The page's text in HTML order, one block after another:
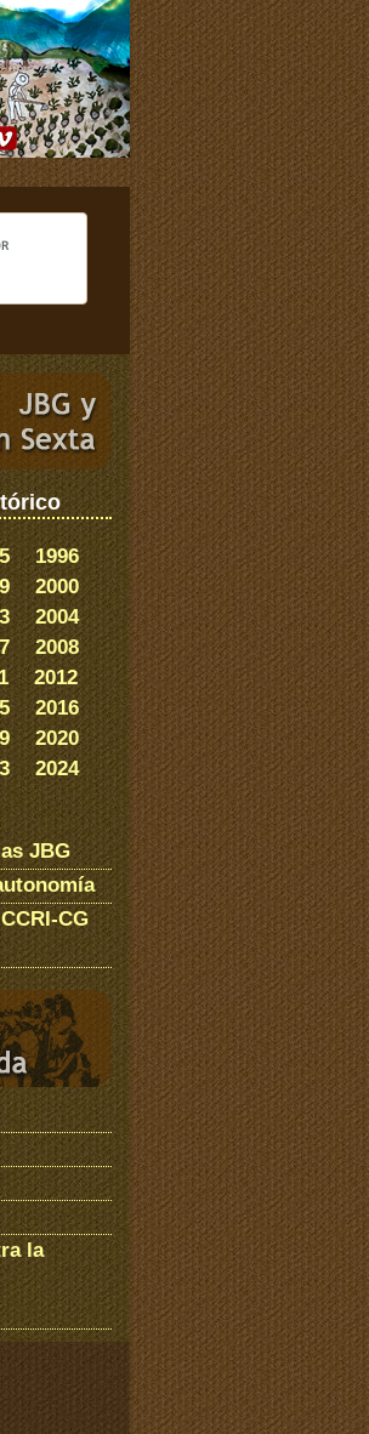
1996
2000
2004
2008
2012
2016
2020
2024
JBG
CG
la